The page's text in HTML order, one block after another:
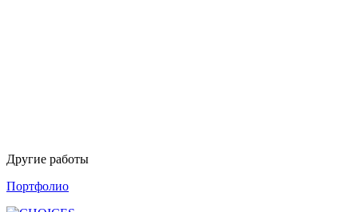
Другие работы
Портфолио